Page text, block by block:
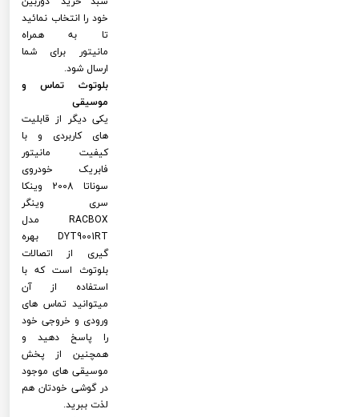
خود را انتخاب نمائید
تا به همراه
مانیتور برای شما
ارسال شود.
بلوتوث تماس و
موسیقی
یکی دیگر از قابلیت
های کاربردی و با
کیفیت مانیتور
فابریک خودروی
سوناتا 2008 وینکا
سری وینگر
RACBOX مدل
DYT9001RT بهره
گیری از اتصالات
بلوتوث است که با
استفاده از آن
میتوانید تماس های
ورودی و خروجی خود
را پاسخ دهید و
همچنین از پخش
موسیقی های موجود
در گوشی خودتان هم
لذت ببرید.